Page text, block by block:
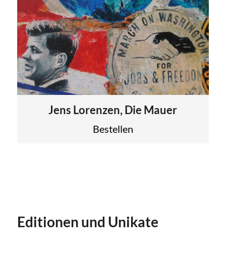
Jens Lorenzen, Die Mauer
Bestellen
Editionen und Unikate